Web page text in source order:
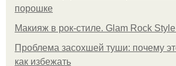
порошке
Макияж в рок-стиле. Glam Rock
Проблема засохшей туши: почему
как избежать